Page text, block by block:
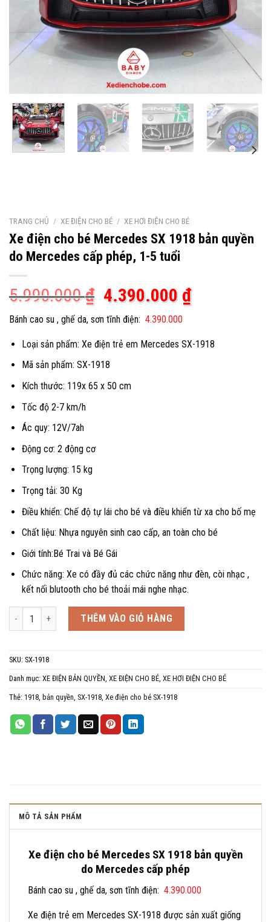
TRANG CHỦ / XE ĐIỆN CHO BÉ / XE HƠI ĐIỆN CHO BÉ
Xe điện cho bé Mercedes SX 1918 bản quyền
do Mercedes cấp phép, 1-5 tuổi
5.990.000₫ Giá
gốc
5.990.000 ₫.
4.390.000 ₫Giá
hiện
là:
Bánh cao su , ghế da, sơn tĩnh điện: 4.390.000
Loại sản phẩm: Xe điện trẻ em Mercedes SX-1918
Mã sản phẩm: SX-1918
Kích thước: 119x 65 x 50 cm
Tốc độ 2-7 km/h
Ác quy: 12V/7ah
Động cơ: 2 động cơ
Trọng lượng: 15 kg
Trọng tải: 30 Kg
Điều khiển: Chế độ tự lái cho bé và điều khiển từ xa cho bố mẹ
Chất liệu: Nhựa nguyên sinh cao cấp, an toàn cho bé
Giới tính:Bé Trai và Bé Gái
Chức năng: Xe có đầy đủ các chức năng như đèn, còi nhạc ,
kết nối blutooth cho bé thoải mái nghe nhạc.
Xe điện cho bé Mercedes SX 1918 bản quyền do Mercedes cấp phép,
THÊM VÀO GIỎ HÀNG
SKU: SX-1918
Danh mục: XE ĐIỆN BẢN QUYỀN, XE ĐIỆN CHO BÉ, XE HƠI ĐIỆN CHO BÉ
Thẻ: 1918, bản quyền, SX-1918, Xe điện cho bé SX-1918
MÔ TẢ SẢN PHẨM
Xe điện cho bé Mercedes SX 1918 bản quyền
do Mercedes cấp phép
Bánh cao su , ghế da, sơn tĩnh điện: 4.390.000
Xe điện trẻ em Mercedes SX-1918 được sản xuất giống